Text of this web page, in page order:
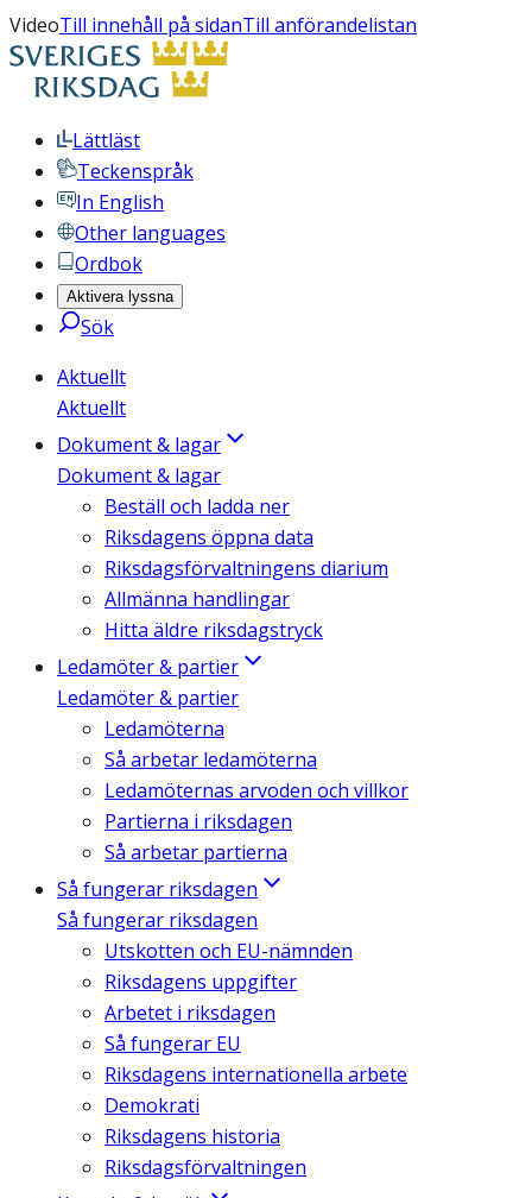
VideoTill innehåll på sidanTill anförandelistan
Lättläst
Teckenspråk
In English
Other languages
Ordbok
Aktivera lyssna
Sök
Aktuellt
Aktuellt
Dokument & lagar
Dokument & lagar
Beställ och ladda ner
Riksdagens öppna data
Riksdagsförvaltningens diarium
Allmänna handlingar
Hitta äldre riksdagstryck
Ledamöter & partier
Ledamöter & partier
Ledamöterna
Så arbetar ledamöterna
Ledamöternas arvoden och villkor
Partierna i riksdagen
Så arbetar partierna
Så fungerar riksdagen
Så fungerar riksdagen
Utskotten och EU-nämnden
Riksdagens uppgifter
Arbetet i riksdagen
Så fungerar EU
Riksdagens internationella arbete
Demokrati
Riksdagens historia
Riksdagsförvaltningen